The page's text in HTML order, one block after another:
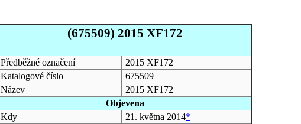
(675509) 2015 XF172
Předběžné označení
2015 XF172
Katalogové číslo
675509
Název
2015 XF172
Objevena
Kdy
21. května 2014*